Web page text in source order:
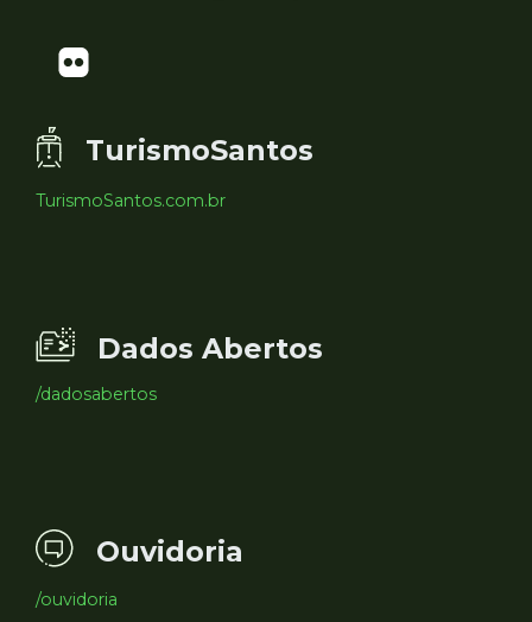
TurismoSantos
TurismoSantos.com.br
Dados Abertos
/dadosabertos
Ouvidoria
/ouvidoria